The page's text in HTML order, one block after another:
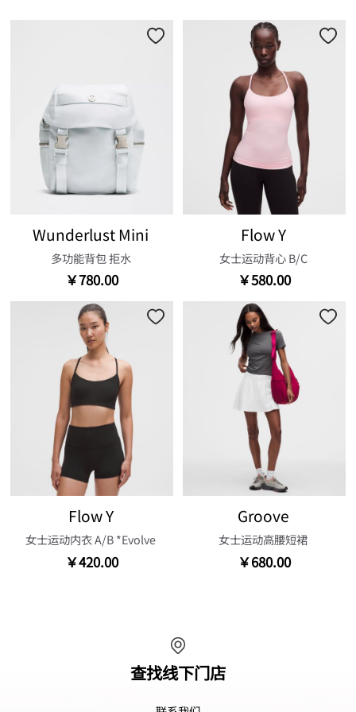
Wunderlust Mini
多功能背包 拒水
￥780.00
Flow Y
女士运动背心 B/C
￥580.00
Flow Y
女士运动内衣 A/B *Evolve
￥420.00
Groove
女士运动高腰短裙
￥680.00
查找线下门店